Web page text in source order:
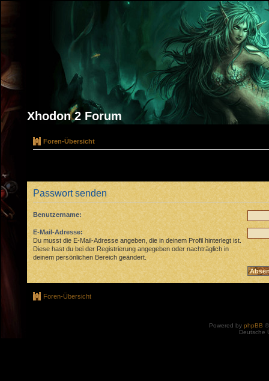
Xhodon 2 Forum
Foren-Übersicht
Passwort senden
Benutzername:
E-Mail-Adresse:
Du musst die E-Mail-Adresse angeben, die in deinem Profil hinterlegt ist.
Diese hast du bei der Registrierung angegeben oder nachträglich in
deinem persönlichen Bereich geändert.
Foren-Übersicht
Powered by phpBB
Deutsche